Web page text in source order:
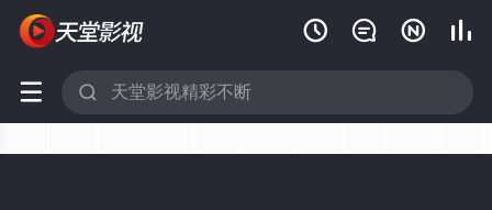
   
 